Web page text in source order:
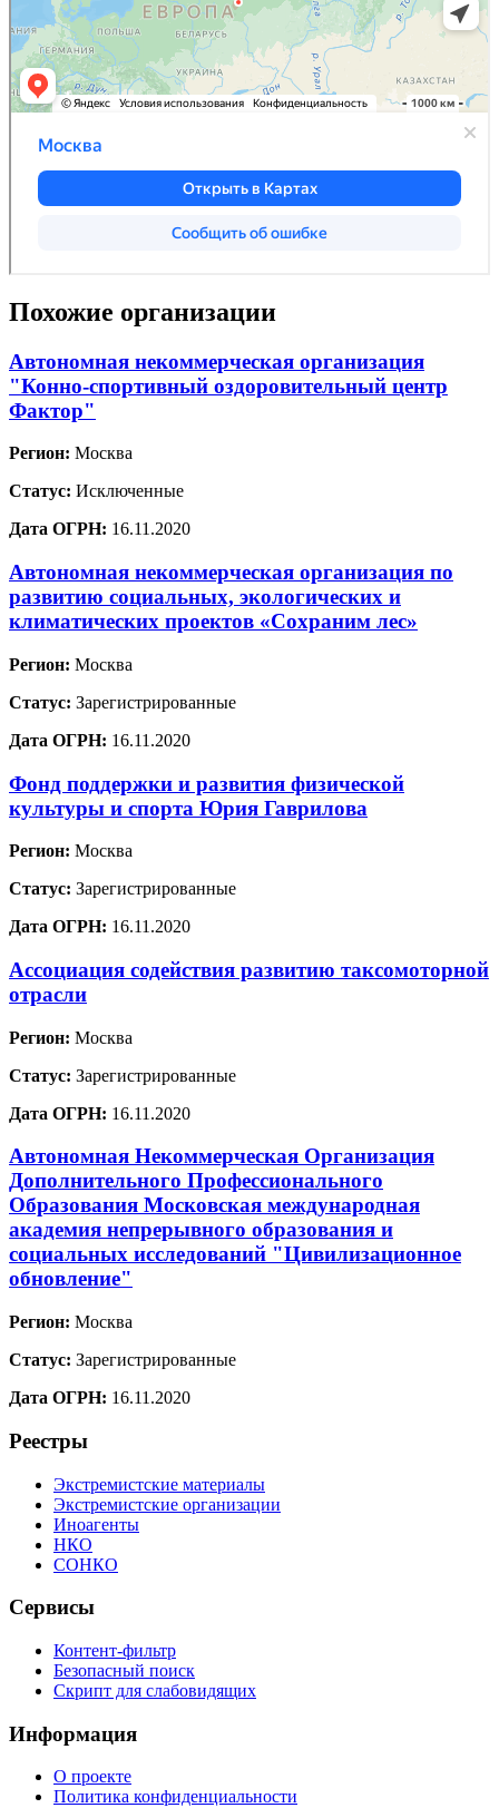
Похожие организации
Автономная некоммерческая организация
"Конно-спортивный оздоровительный центр
Фактор"
Регион: Москва
Статус: Исключенные
Дата ОГРН: 16.11.2020
Автономная некоммерческая организация по
развитию социальных, экологических и
климатических проектов «Сохраним лес»
Регион: Москва
Статус: Зарегистрированные
Дата ОГРН: 16.11.2020
Фонд поддержки и развития физической
культуры и спорта Юрия Гаврилова
Регион: Москва
Статус: Зарегистрированные
Дата ОГРН: 16.11.2020
Ассоциация содействия развитию таксомоторной
отрасли
Регион: Москва
Статус: Зарегистрированные
Дата ОГРН: 16.11.2020
Автономная Некоммерческая Организация
Дополнительного Профессионального
Образования Московская международная
академия непрерывного образования и
социальных исследований "Цивилизационное
обновление"
Регион: Москва
Статус: Зарегистрированные
Дата ОГРН: 16.11.2020
Реестры
Экстремистские материалы
Экстремистские организации
Иноагенты
НКО
СОНКО
Сервисы
Контент-фильтр
Безопасный поиск
Скрипт для слабовидящих
Информация
О проекте
Политика конфиденциальности